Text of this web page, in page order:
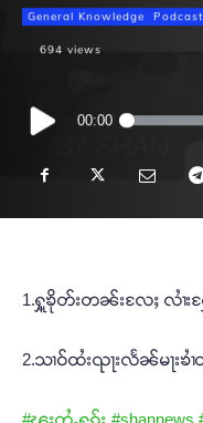
General Knowledge
694 views
Audio
Player
00:00
1.ႁူ့ၶိုတ်းတၼ်းလႄႈ လၢႆး
2.သၢဝ်ထႆးၺႃးလႅၼ်မႃးၶ
#ၽူႈတွႆႇႁွၵ်ႈ #shannews